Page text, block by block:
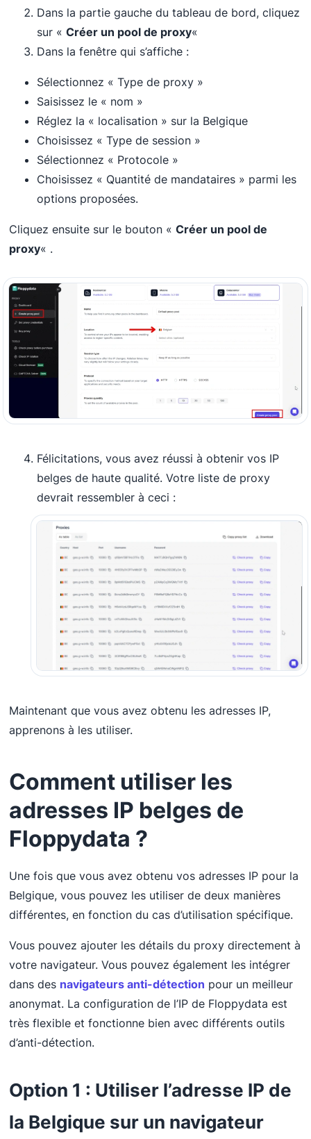
Dans la partie gauche du tableau de bord, cliquez
sur «Créer un pool de proxy«
Dans la fenêtre qui s’affiche :
Sélectionnez « Type de proxy »
Saisissez le « nom »
Réglez la « localisation » sur la Belgique
Choisissez « Type de session »
Sélectionnez « Protocole »
Choisissez « Quantité de mandataires » parmi les
options proposées.
Cliquez ensuite sur le bouton «Créer un pool de
proxy« .
Félicitations, vous avez réussi à obtenir vos IP
belges de haute qualité. Votre liste de proxy
devrait ressembler à ceci :
Maintenant que vous avez obtenu les adresses IP,
apprenons à les utiliser.
Comment utiliser les
adresses IP belges de
Floppydata ?
Une fois que vous avez obtenu vos adresses IP pour la
Belgique, vous pouvez les utiliser de deux manières
différentes, en fonction du cas d’utilisation spécifique.
Vous pouvez ajouter les détails du proxy directement à
votre navigateur. Vous pouvez également les intégrer
dans des navigateurs anti-détection pour un meilleur
anonymat. La configuration de l’IP de Floppydata est
très flexible et fonctionne bien avec différents outils
d’anti-détection.
Option 1 : Utiliser l’adresse IP de
la Belgique sur un navigateur